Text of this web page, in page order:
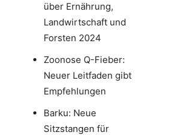
über Ernährung,
Landwirtschaft und
Forsten 2024
Zoonose Q-Fieber:
Neuer Leitfaden gibt
Empfehlungen
Barku: Neue
Sitzstangen für